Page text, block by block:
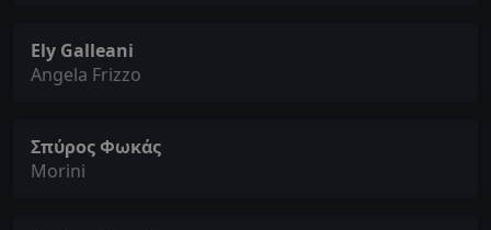
Ely Galleani
Angela Frizzo
Σπύρος Φωκάς
Morini